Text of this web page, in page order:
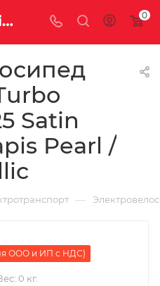
Купить Specialized Turbo Vado 4.0 2025 Satin Seafoam / Lapis Pearl / Glacial Metallic за рублей, а со скидкой 484 100 руб. 0
Satin
Pearl /
—
ООО и ИП с НДС)
0 кг.